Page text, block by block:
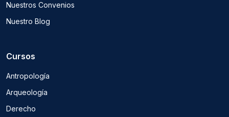
Nuestros Convenios
Nuestro Blog
Cursos
Antropología
Arqueología
Derecho